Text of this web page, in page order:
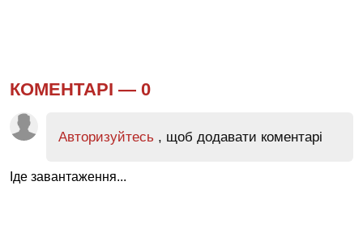
КОМЕНТАРІ — 0
Авторизуйтесь , щоб додавати коментарі
Іде завантаження...